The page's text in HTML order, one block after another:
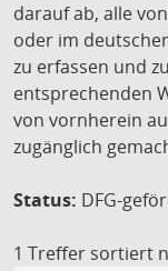
darauf ab, alle
oder im
zu erfassen und
entsprechenden
von vornherein
zugänglich
Status: DFG-
1 Treffer sortiert